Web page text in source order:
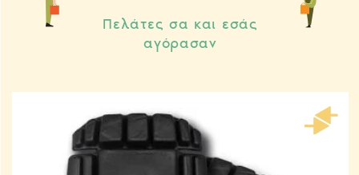
Πελάτες σα και εσάς
αγόρασαν